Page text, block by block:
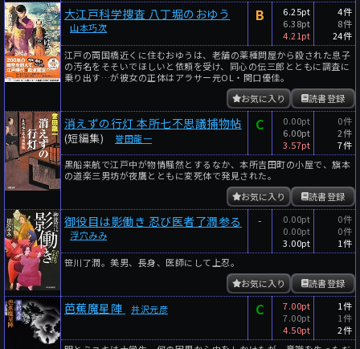
大江戸科学捜査 八丁堀のおゆう
山本巧次
B
6.25pt
6.38pt
4.21pt
4件
8件
24件
江戸の両国橋近くに住むおゆうは、老舗の薬種問屋から殺された息子
の汚名をそそいでほしいと依頼を受け、同心の伝三郎とともに調査に
乗り出す…が彼女の正体はアラサー元OL・関口優佳。
読書登録
お気に入り
消えずの行灯 本所七不思議捕物帖
(短編集) 誉田龍一
C
0.00pt
6.00pt
3.57pt
0件
2件
7件
黒船来航で江戸中が物情騒然とするなか、本所吉田町の小屋で、旗本
の道楽三男坊が夜鷹とともに変死体で発見された。
読書登録
お気に入り
御役目は影働き 忍び医者了潤参る
浮穴みみ
-
0.00pt
0.00pt
3.00pt
0件
0件
1件
笹川了潤。美男、長身、医師にして上忍。
読書登録
お気に入り
芭蕉魔星陣 井沢元彦 C
7.00pt
7.00pt
4.50pt
1件
1件
2件